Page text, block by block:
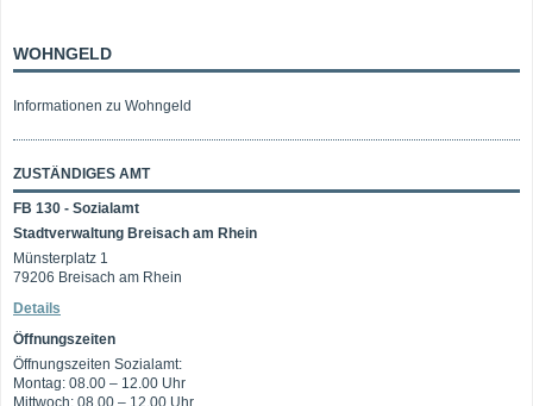
WOHNGELD
Informationen zu Wohngeld
ZUSTÄNDIGES AMT
FB 130 - Sozialamt
Stadtverwaltung Breisach am Rhein
Münsterplatz 1
79206 Breisach am Rhein
Details
Öffnungszeiten
Öffnungszeiten Sozialamt:
Montag: 08.00 – 12.00 Uhr
Mittwoch: 08.00 – 12.00 Uhr